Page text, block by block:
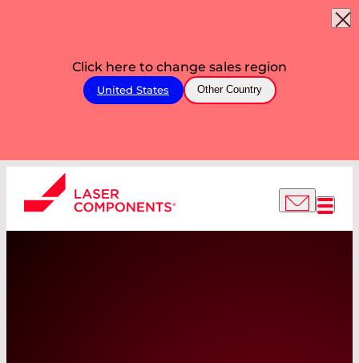
Click here to change sales region
United States Other Country